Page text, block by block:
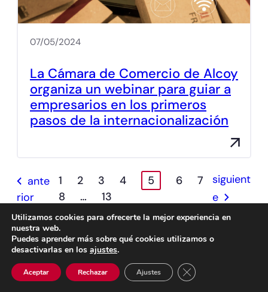
07/05/2024
La Cámara de Comercio de Alcoy
organiza un webinar para guiar a
empresarios en los primeros
pasos de la internacionalización
ante
rior
1 2 3 4 5 6
7
8
… 13
siguient
e
Utilizamos cookies para ofrecerte la mejor experiencia en
nuestra web.
Puedes aprender más sobre qué cookies utilizamos o
desactivarlas en los ajustes.
Aceptar Rechazar Ajustes Cerrar el banner de